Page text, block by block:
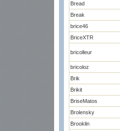
Bread
Break
brice46
BriceXTR
bricolleur
bricoloz
Brik
Brikit
BriseMatos
Brolensky
Brooklin